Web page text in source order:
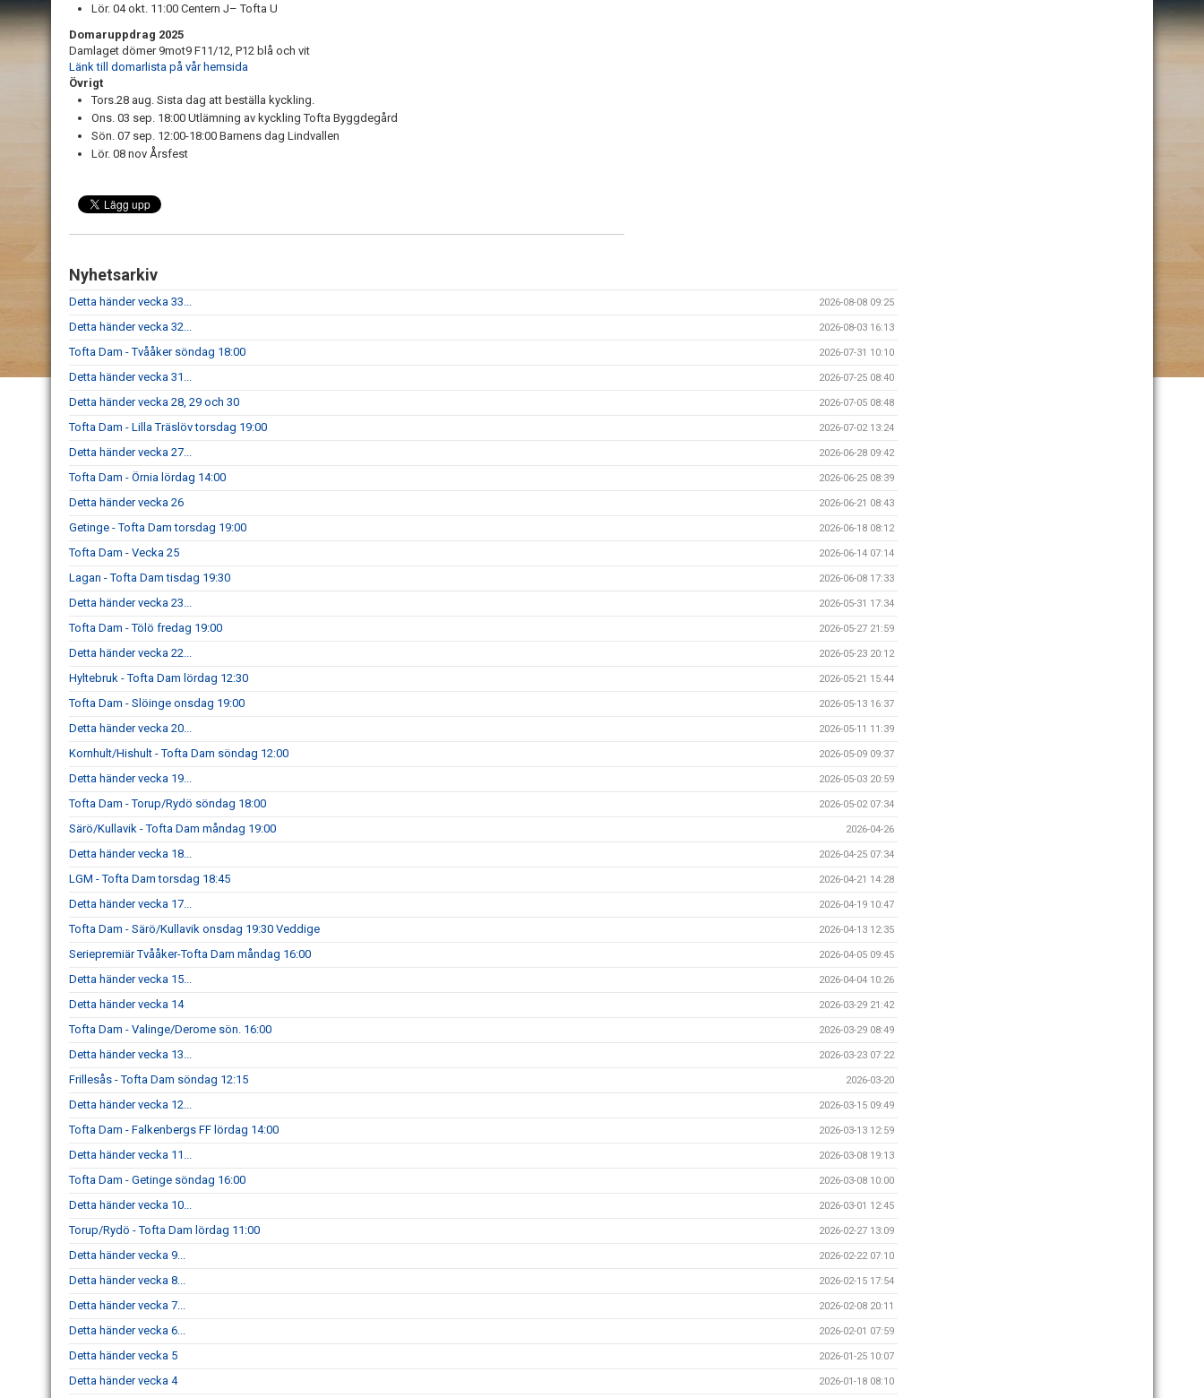
Lör. 04 okt. 11:00 Centern J– Tofta U
Domaruppdrag 2025
Damlaget dömer 9mot9 F11/12, P12 blå och vit
Länk till domarlista på vår hemsida
Övrigt
Tors.28 aug. Sista dag att beställa kyckling.
Ons. 03 sep. 18:00 Utlämning av kyckling Tofta Byggdegård
Sön. 07 sep. 12:00-18:00 Barnens dag Lindvallen
Lör. 08 nov Årsfest
Nyhetsarkiv
Detta händer vecka 33... 2026-08-08 09:25
Detta händer vecka 32... 2026-08-03 16:13
Tofta Dam - Tvååker söndag 18:00 2026-07-31 10:10
Detta händer vecka 31... 2026-07-25 08:40
Detta händer vecka 28, 29 och 30 2026-07-05 08:48
Tofta Dam - Lilla Träslöv torsdag 19:00 2026-07-02 13:24
Detta händer vecka 27... 2026-06-28 09:42
Tofta Dam - Örnia lördag 14:00 2026-06-25 08:39
Detta händer vecka 26 2026-06-21 08:43
Getinge - Tofta Dam torsdag 19:00 2026-06-18 08:12
Tofta Dam - Vecka 25 2026-06-14 07:14
Lagan - Tofta Dam tisdag 19:30 2026-06-08 17:33
Detta händer vecka 23... 2026-05-31 17:34
Tofta Dam - Tölö fredag 19:00 2026-05-27 21:59
Detta händer vecka 22... 2026-05-23 20:12
Hyltebruk - Tofta Dam lördag 12:30 2026-05-21 15:44
Tofta Dam - Slöinge onsdag 19:00 2026-05-13 16:37
Detta händer vecka 20... 2026-05-11 11:39
Kornhult/Hishult - Tofta Dam söndag 12:00 2026-05-09 09:37
Detta händer vecka 19... 2026-05-03 20:59
Tofta Dam - Torup/Rydö söndag 18:00 2026-05-02 07:34
Särö/Kullavik - Tofta Dam måndag 19:00 2026-04-26
Detta händer vecka 18... 2026-04-25 07:34
LGM - Tofta Dam torsdag 18:45 2026-04-21 14:28
Detta händer vecka 17... 2026-04-19 10:47
Tofta Dam - Särö/Kullavik onsdag 19:30 Veddige 2026-04-13 12:35
Seriepremiär Tvååker-Tofta Dam måndag 16:00 2026-04-05 09:45
Detta händer vecka 15... 2026-04-04 10:26
Detta händer vecka 14 2026-03-29 21:42
Tofta Dam - Valinge/Derome sön. 16:00 2026-03-29 08:49
Detta händer vecka 13... 2026-03-23 07:22
Frillesås - Tofta Dam söndag 12:15 2026-03-20
Detta händer vecka 12... 2026-03-15 09:49
Tofta Dam - Falkenbergs FF lördag 14:00 2026-03-13 12:59
Detta händer vecka 11... 2026-03-08 19:13
Tofta Dam - Getinge söndag 16:00 2026-03-08 10:00
Detta händer vecka 10... 2026-03-01 12:45
Torup/Rydö - Tofta Dam lördag 11:00 2026-02-27 13:09
Detta händer vecka 9... 2026-02-22 07:10
Detta händer vecka 8... 2026-02-15 17:54
Detta händer vecka 7... 2026-02-08 20:11
Detta händer vecka 6... 2026-02-01 07:59
Detta händer vecka 5 2026-01-25 10:07
Detta händer vecka 4 2026-01-18 08:10